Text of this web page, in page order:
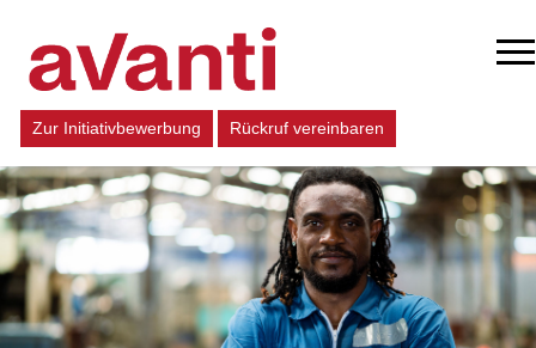
Zur Initiativbewerbung Rückruf vereinbaren